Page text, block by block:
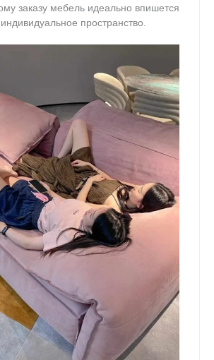
заказу мебель идеально впишется
пространство.